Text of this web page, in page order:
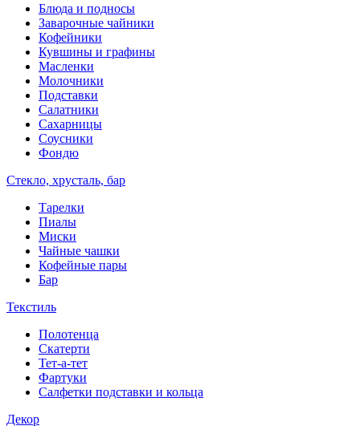
Блюда и подносы
Заварочные чайники
Кофейники
Кувшины и графины
Масленки
Молочники
Подставки
Салатники
Сахарницы
Соусники
Фондю
Стекло, хрусталь, бар
Тарелки
Пиалы
Миски
Чайные чашки
Кофейные пары
Бар
Текстиль
Полотенца
Скатерти
Тет-а-тет
Фартуки
Салфетки подставки и кольца
Декор